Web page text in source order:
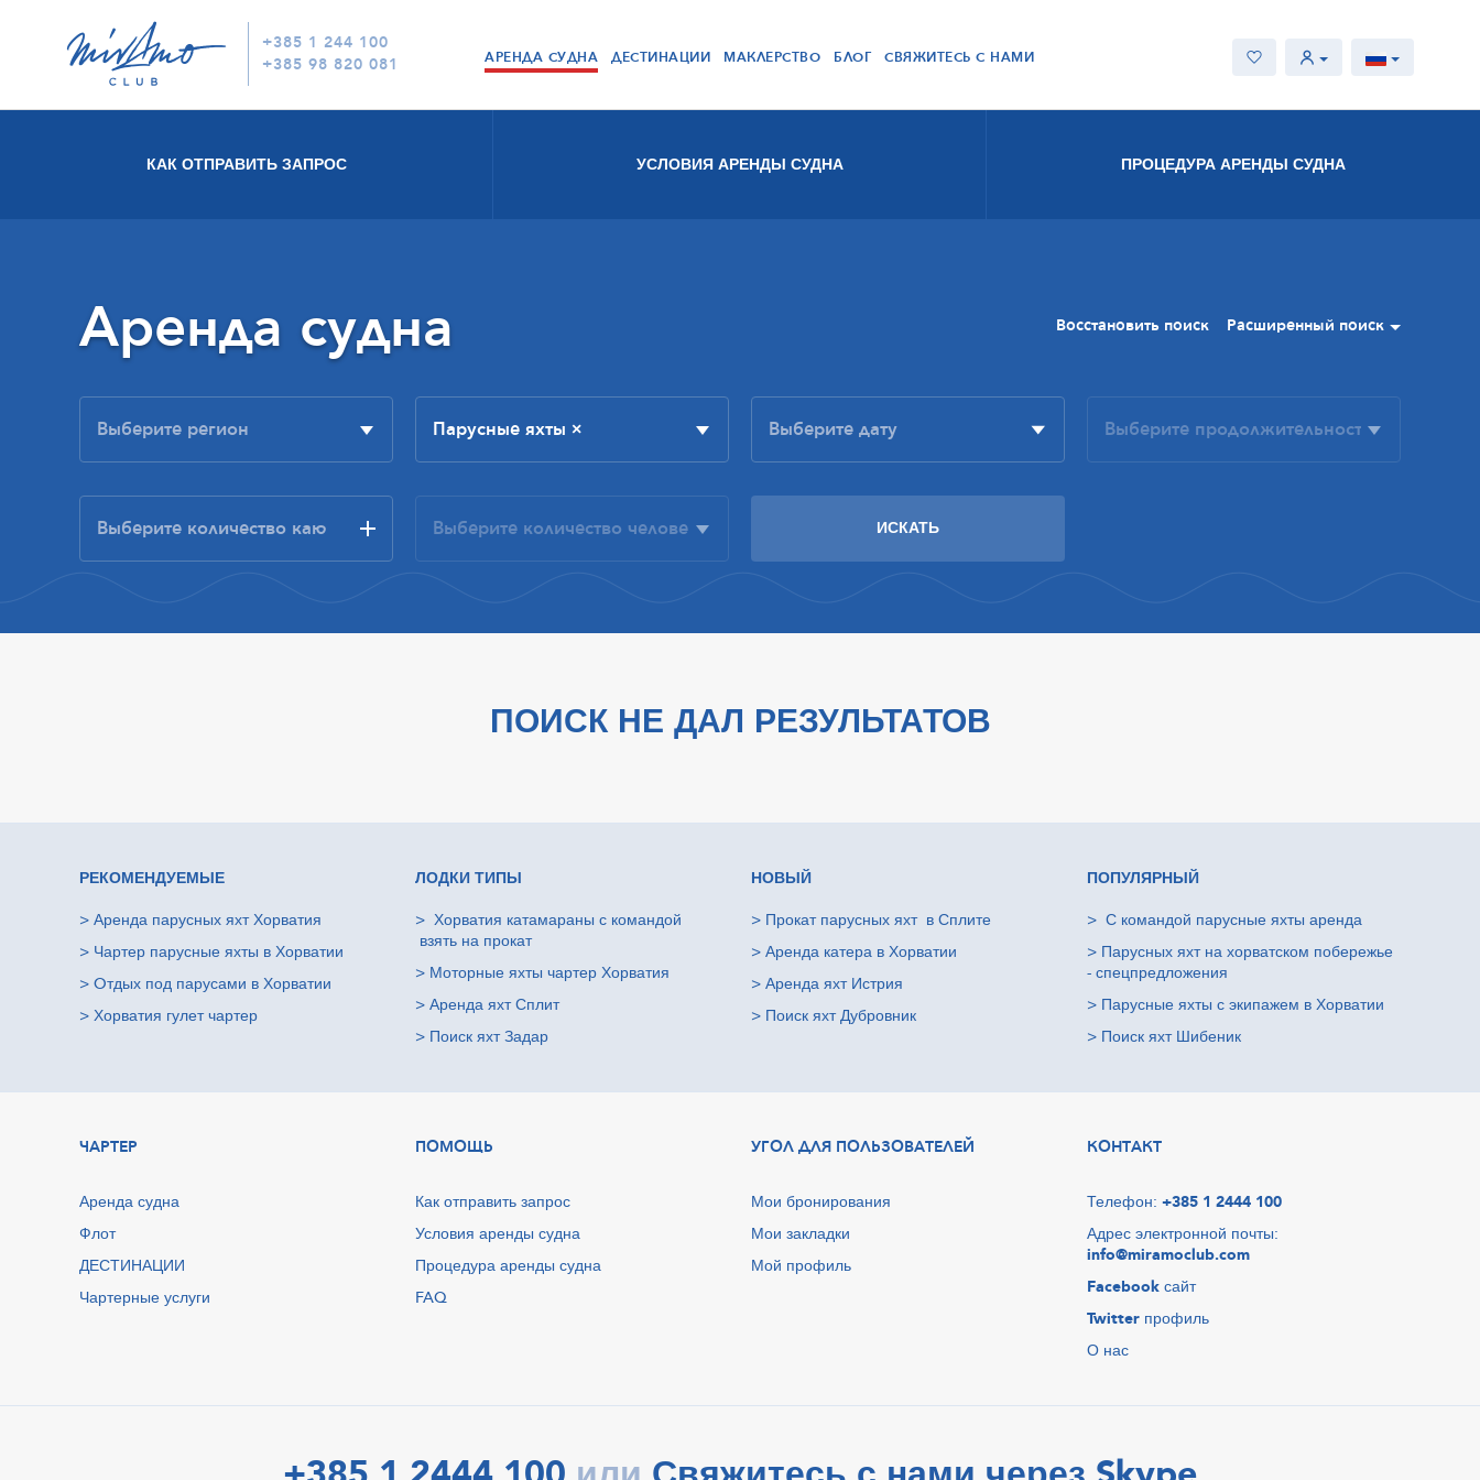
+385 1 244 100
+385 98 820 081
АРЕНДА СУДНА ДЕСТИНАЦИИ МАКЛЕРСТВО БЛОГ СВЯЖИТЕСЬ С НАМИ
КАК ОТПРАВИТЬ ЗАПРОС УСЛОВИЯ АРЕНДЫ СУДНА ПРОЦЕДУРА АРЕНДЫ СУДНА
Аренда судна Восстановить поиск Расширенный поиск
Парусные яхты ×
ПОИСК НЕ ДАЛ РЕЗУЛЬТАТОВ
РЕКОМЕНДУЕМЫЕ
> Аренда парусных яхт Хорватия
> Чартер парусные яхты в Хорватии
> Oтдых под парусами в Хорватии
> Хорватия гулет чартер
ЛОДКИ ТИПЫ
> Хорватия катамараны с командой
взять на прокат
> Моторные яхты чартер Хорватия
> Аренда яхт Сплит
> Поиск яхт Задар
НОВЫЙ
> Прокат парусных яхт в Сплите
> Аренда катера в Хорватии
> Аренда яхт Истрия
> Поиск яхт Дубровник
ПОПУЛЯРНЫЙ
> С командой парусные яхты аренда
> Парусных яхт на хорватском побережье
- спецпредложения
> Парусные яхты с экипажем в Хорватии
> Поиск яхт Шибеник
ЧАРТЕР
Аренда судна
Флот
ДЕСТИНАЦИИ
Чартерные услуги
ПОМОЩЬ
Как отправить запрос
Условия аренды судна
Процедура аренды судна
FAQ
УГОЛ ДЛЯ ПОЛЬЗОВАТЕЛЕЙ
Мои бронирования
Мои закладки
Мой профиль
КОНТАКТ
Телефон: +385 1 2444 100
Адрес электронной почты:
info@miramoclub.com
Facebook сайт
Twitter профиль
О нас